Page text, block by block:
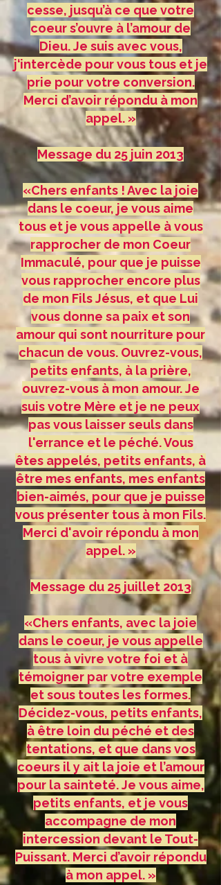
cesse, jusqu’à ce que votre
coeur s’ouvre à l’amour de
Dieu. Je suis avec vous,
j‘intercède pour vous tous et je
prie pour votre conversion.
Merci d’avoir répondu à mon
appel. »
Message du 25 juin 2013
«Chers enfants ! Avec la joie
dans le coeur, je vous aime
tous et je vous appelle à vous
rapprocher de mon Coeur
Immaculé, pour que je puisse
vous rapprocher encore plus
de mon Fils Jésus, et que Lui
vous donne sa paix et son
amour qui sont nourriture pour
chacun de vous. Ouvrez-vous,
petits enfants, à la prière,
ouvrez-vous à mon amour. Je
suis votre Mère et je ne peux
pas vous laisser seuls dans
l'errance et le péché. Vous
êtes appelés, petits enfants, à
être mes enfants, mes enfants
bien-aimés, pour que je puisse
vous présenter tous à mon Fils.
Merci d'avoir répondu à mon
appel. »
Message du 25 juillet 2013
«Chers enfants, avec la joie
dans le coeur, je vous appelle
tous à vivre votre foi et à
témoigner par votre exemple
et sous toutes les formes.
Décidez-vous, petits enfants,
à être loin du péché et des
tentations, et que dans vos
coeurs il y ait la joie et l’amour
pour la sainteté. Je vous aime,
petits enfants, et je vous
accompagne de mon
intercession devant le Tout-
Puissant. Merci d’avoir répondu
à mon appel. »